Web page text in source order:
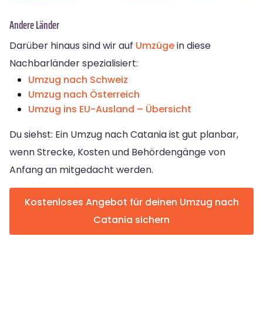
Andere Länder
Darüber hinaus sind wir auf Umzügein diese
Nachbarländer spezialisiert:
Umzug nach Schweiz
Umzug nach Österreich
Umzug ins EU-Ausland – Übersicht
Du siehst: Ein Umzug nach Catania ist gut planbar,
wenn Strecke, Kosten und Behördengänge von
Anfang an mitgedacht werden.
Kostenloses Angebot für deinen Umzug nach
Catania sichern